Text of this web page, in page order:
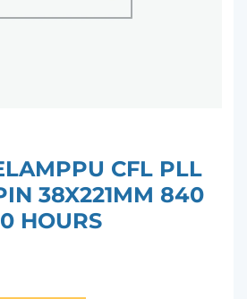
CFL PLL
38X221MM 840
HOURS